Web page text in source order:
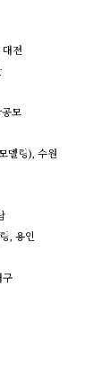
전
모
델링), 수원
, 용인
구